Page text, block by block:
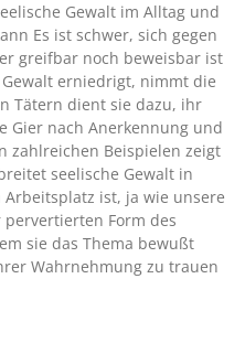
Gewalt im Alltag und
Es ist schwer, sich gegen
greifbar noch beweisbar ist
erniedrigt, nimmt die
Tätern dient sie dazu, ihr
Gier nach Anerkennung und
zahlreichen Beispielen zeigt
seelische Gewalt in
ist, ja wie unsere
pervertierten Form des
sie das Thema bewußt
Wahrnehmung zu trauen